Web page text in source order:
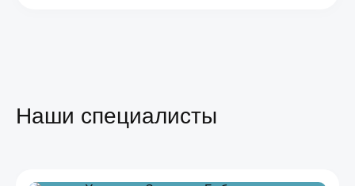
Наши специалисты